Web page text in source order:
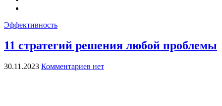
Эффективность
11 стратегий решения любой проблемы
30.11.2023 Комментариев нет